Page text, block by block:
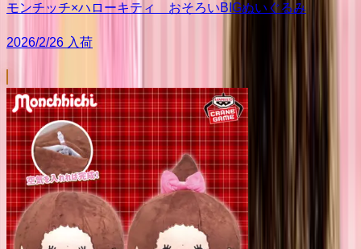
モンチッチ×ハローキティ おそろいBIGぬいぐるみ
2026/2/26 入荷